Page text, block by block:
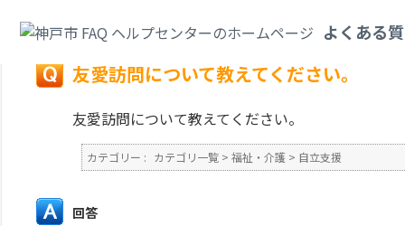
よくある
戻る
友愛訪問について教えてください。
友愛訪問について教えてください。
カテゴリー : カテゴリ一覧 > 福祉・介護 > 自立支援
回答